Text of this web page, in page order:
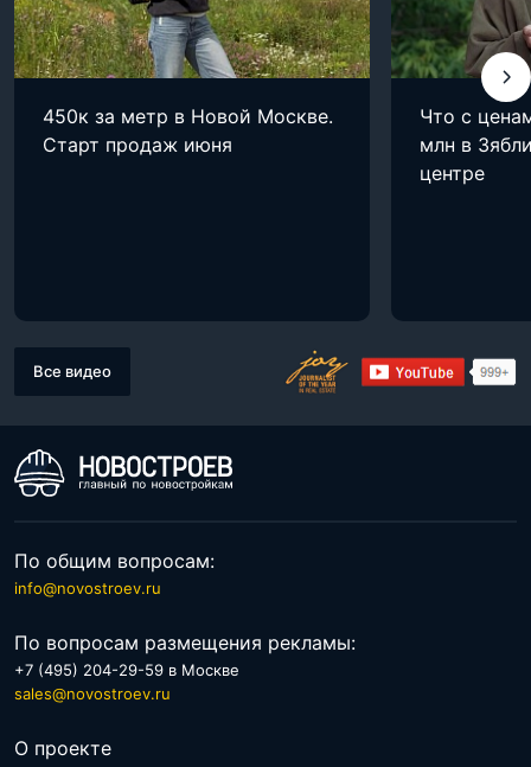
450к за метр в Новой Москве.
Старт продаж июня
Что с
млн в
центре
Все видео
По общим вопросам:
info@novostroev.ru
По вопросам размещения рекламы:
+7 (495) 204-29-59 в Москве
sales@novostroev.ru
О проекте